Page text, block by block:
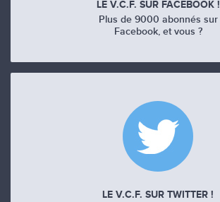
LE V.C.F. SUR FACEBOOK !
Plus de 9000 abonnés sur
Facebook, et vous ?
LE V.C.F. SUR TWITTER !